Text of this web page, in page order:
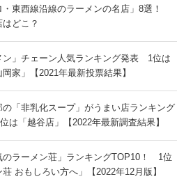
・東西線沿線のラーメンの名店」8選！
どこ？
ン」チェーン人気ランキング発表 1位は
岡家」【2021年最新投票結果】
の「非乳化スープ」がうまい店ランキング
は「越谷店」【2022年最新調査結果】
のラーメン荘」ランキングTOP10！ 1位
おもしろい方へ」【2022年12月版】